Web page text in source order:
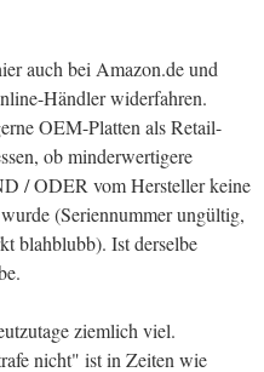
auch bei Amazon.de und
Händler widerfahren.
OEM-Platten als Retail-
ob minderwertigere
/ ODER vom Hersteller keine
(Seriennummer ungültig,
blahblubb). Ist derselbe
ziemlich viel.
nicht" ist in Zeiten wie